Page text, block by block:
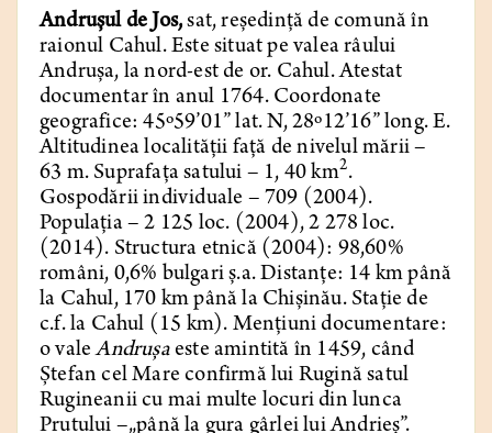
Andrușul de Jos,sat, reședință de comună în
raionul Cahul. Este situat pe valea râului
Andrușa, la nord-est de or. Cahul. Atestat
documentar în anul 1764. Coordonate
geografice: 45º59’01” lat. N, 28º12’16” long. E.
Altitudinea localității față de nivelul mării –
63 m. Suprafața satului – 1, 40 km2.
Gospodării individuale – 709 (2004).
Populația – 2 125 loc. (2004), 2 278 loc.
(2014). Structura etnică (2004): 98,60%
români, 0,6% bulgari ș.a. Distanțe: 14 km până
la Cahul, 170 km până la Chișinău. Stație de
c.f. la Cahul (15 km). Mențiuni documentare:
o valeAndrușa este amintită în 1459, când
Ștefan cel Mare confirmă lui Rugină satul
Rugineanii cu mai multe locuri din lunca
Prutului –„până la gura gârlei lui Andrieș”.